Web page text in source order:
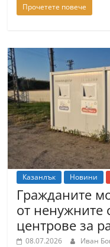
Прочетете повече
Казанлък Новини
Гражданите
от ненужните
центрове за
08.07.2026 Иван